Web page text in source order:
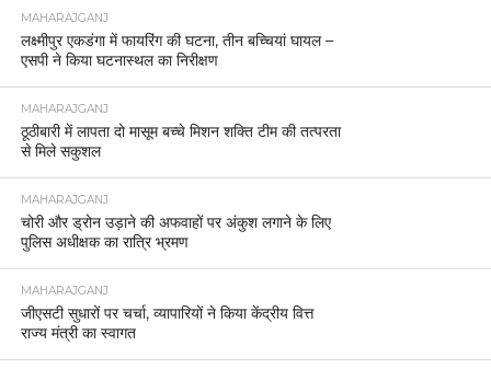
MAHARAJGANJ
लक्ष्मीपुर एकडंगा में फायरिंग की घटना, तीन बच्चियां घायल –
एसपी ने किया घटनास्थल का निरीक्षण
MAHARAJGANJ
ठूठीबारी में लापता दो मासूम बच्चे मिशन शक्ति टीम की तत्परता
से मिले सकुशल
MAHARAJGANJ
चोरी और ड्रोन उड़ाने की अफवाहों पर अंकुश लगाने के लिए
पुलिस अधीक्षक का रात्रि भ्रमण
MAHARAJGANJ
जीएसटी सुधारों पर चर्चा, व्यापारियों ने किया केंद्रीय वित्त
राज्य मंत्री का स्वागत